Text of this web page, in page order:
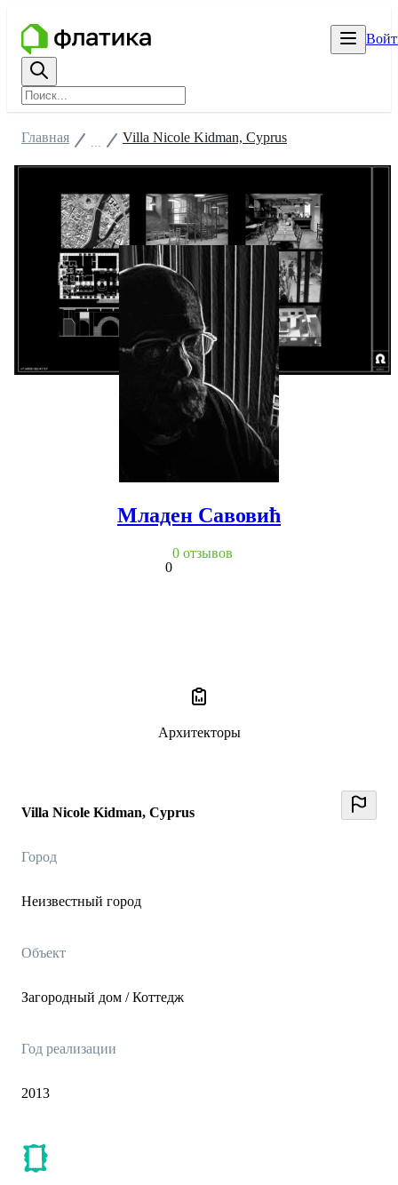
Villa Nicole Kidman, Cyprus
Город
Неизвестный город
Объект
Загородный дом / Коттедж
Год реализации
2013
Главная Villa Nicole Kidman, Cyprus
Младен Савовић
0
0 отзывов
Архитекторы